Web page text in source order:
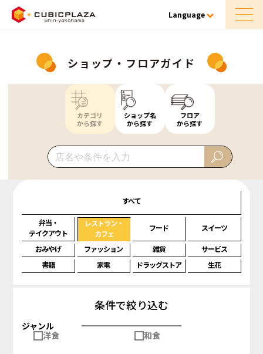
Language
ショップ・フロアガイド
カテゴリ
から探す
ショップ名
から探す
フロア
から探す
すべて
弁当・
テイクアウト
レストラン・
カフェ
フード スイーツ
おみやげ ファッション 雑貨
サービス
書籍
家電 ドラッグストア 生花
条件で絞り込む
ジャンル
洋食
和食